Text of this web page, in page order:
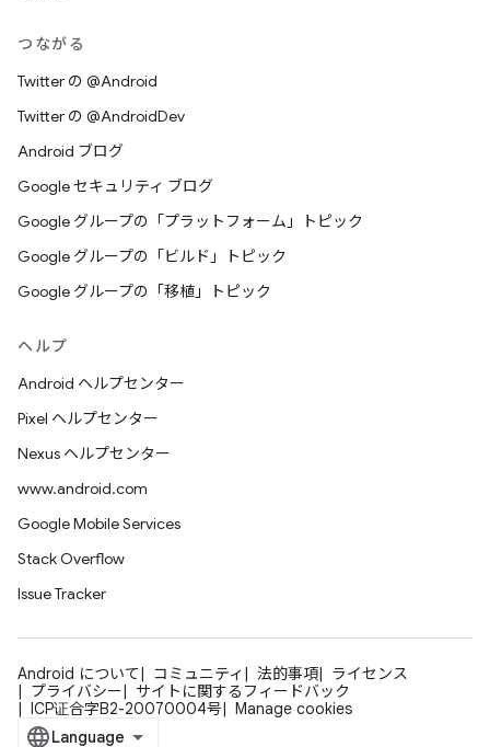
つながる
Twitter の @Android
Twitter の @AndroidDev
Android ブログ
Google セキュリティ ブログ
Google グループの「プラットフォーム」トピック
Google グループの「ビルド」トピック
Google グループの「移植」トピック
ヘルプ
Android ヘルプセンター
Pixel ヘルプセンター
Nexus ヘルプセンター
www.android.com
Google Mobile Services
Stack Overflow
Issue Tracker
Android について コミュニティ 法的事項
ライセンス
プライバシー
サイトに関するフィードバック
ICP证合字B2-20070004号
Manage cookies